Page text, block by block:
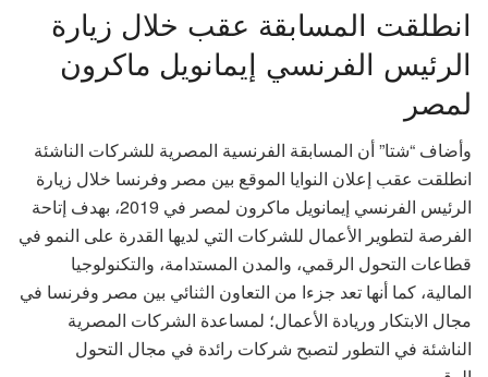
انطلقت المسابقة عقب خلال زيارة
الرئيس الفرنسي إيمانويل ماكرون
لمصر
وأضاف “شتا” أن المسابقة الفرنسية المصرية للشركات الناشئة
انطلقت عقب إعلان النوايا الموقع بين مصر وفرنسا خلال زيارة
الرئيس الفرنسي إيمانويل ماكرون لمصر في 2019، بهدف إتاحة
الفرصة لتطوير الأعمال للشركات التي لديها القدرة على النمو في
قطاعات التحول الرقمي، والمدن المستدامة، والتكنولوجيا
المالية، كما أنها تعد جزءا من التعاون الثنائي بين مصر وفرنسا في
مجال الابتكار وريادة الأعمال؛ لمساعدة الشركات المصرية
الناشئة في التطور لتصبح شركات رائدة في مجال التحول